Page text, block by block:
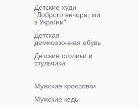
Детские худи
"Доброго вечора, ми
з України"
Детская
демисезонная обувь
Детские столики и
стульчики
Мужские кроссовки
Мужские кеды